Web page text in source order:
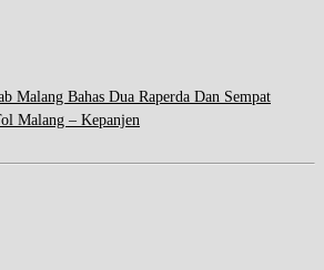
Malang Bahas Dua Raperda Dan Sempat
Malang – Kepanjen